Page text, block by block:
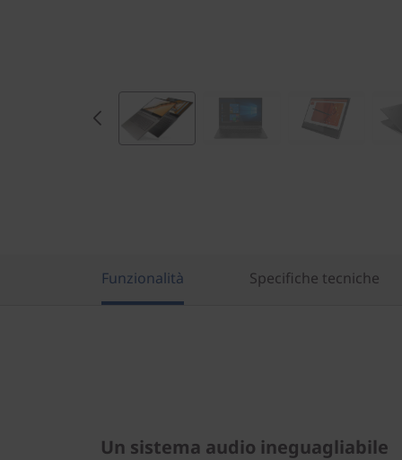
Funzionalità Specifiche tecniche
Un sistema audio ineguagliabile